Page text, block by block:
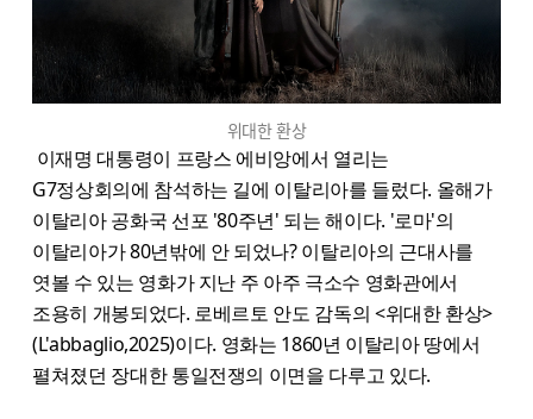
위대한 환상
이재명 대통령이 프랑스 에비앙에서 열리는
G7정상회의에 참석하는 길에 이탈리아를 들렀다. 올해가
이탈리아 공화국 선포 '80주년' 되는 해이다. '로마'의
이탈리아가 80년밖에 안 되었나? 이탈리아의 근대사를
엿볼 수 있는 영화가 지난 주 아주 극소수 영화관에서
조용히 개봉되었다. 로베르토 안도 감독의 <위대한 환상>
(L'abbaglio,2025)이다. 영화는 1860년 이탈리아 땅에서
펼쳐졌던 장대한 통일전쟁의 이면을 다루고 있다.